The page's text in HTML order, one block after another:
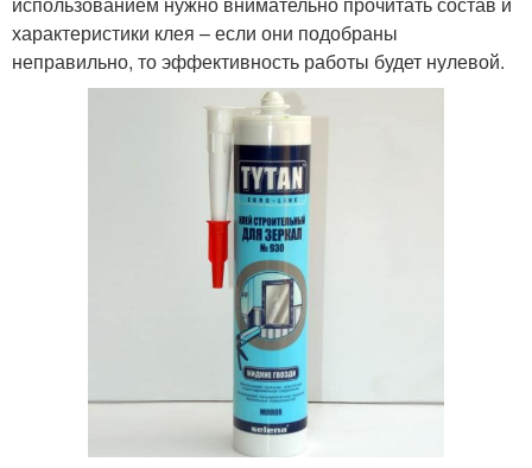
характеристики клея – если они подобраны
неправильно, то эффективность работы будет нулевой.